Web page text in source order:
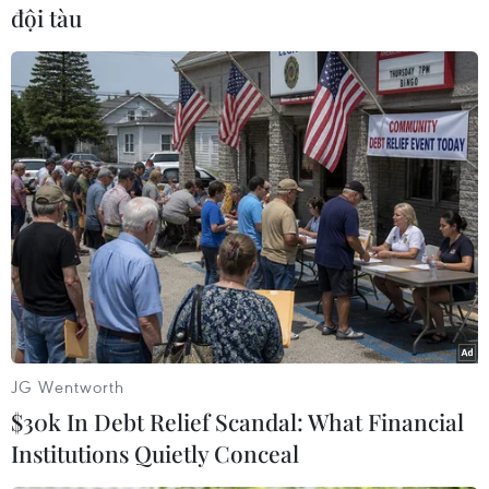
#Thiết bị an ninh #Căng thẳng ở Ukraine
#Donbass
#Vũ khí hóa học
#Miền Đông Ukraine
#tin tức
#tin tức mới nhất
#tin tức 24h
#tin tức mới nhất trong ngày
#tin tức thời sự
#tin tức hot
Nga Ukraine
Theo dõi VietnamPlus
đội tàu
JG Wentworth
$30k In Debt Relief Scandal: What Financial
Institutions Quietly Conceal